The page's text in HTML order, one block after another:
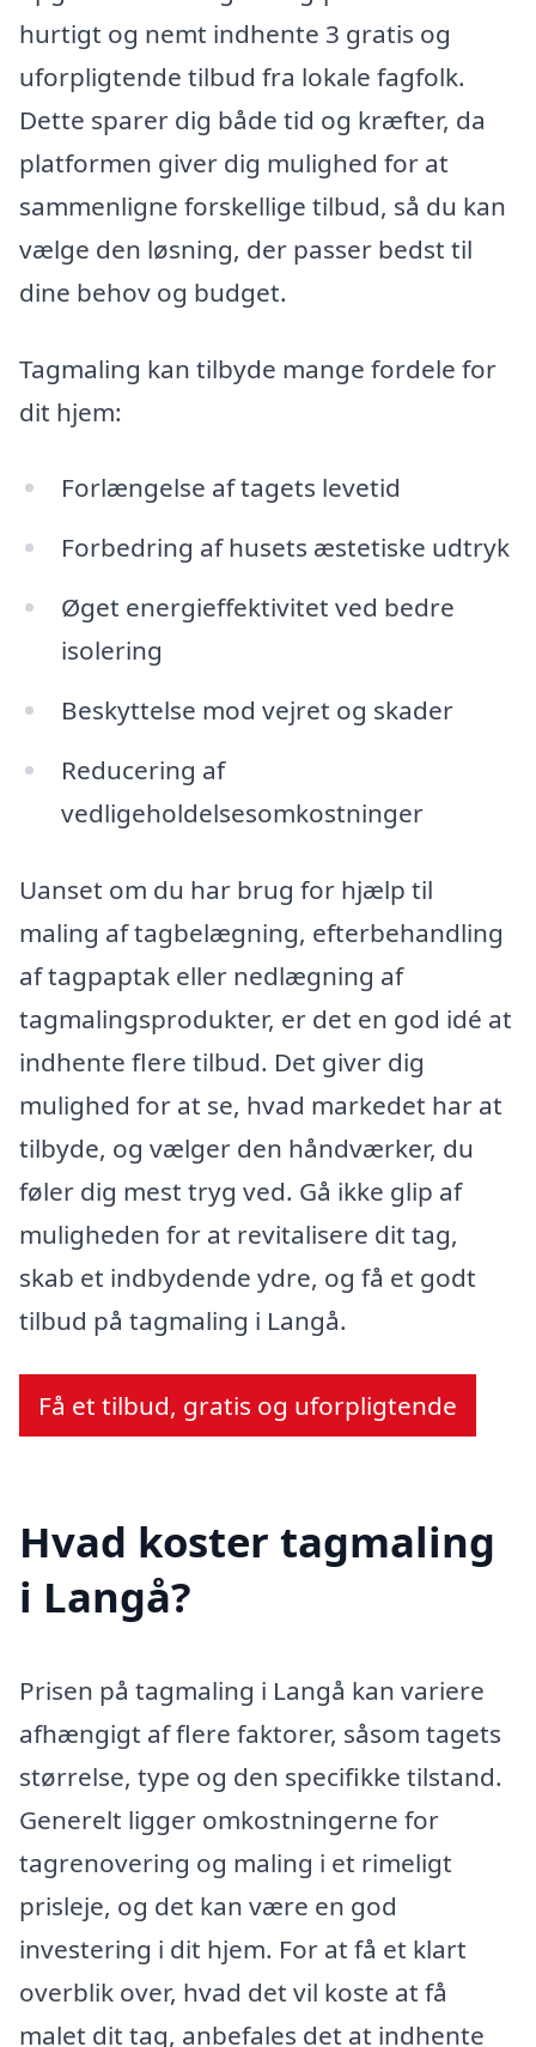
hurtigt og nemt indhente 3 gratis og
uforpligtende tilbud fra lokale fagfolk.
Dette sparer dig både tid og kræfter, da
platformen giver dig mulighed for at
sammenligne forskellige tilbud, så du kan
vælge den løsning, der passer bedst til
dine behov og budget.
Tagmaling kan tilbyde mange fordele for
dit hjem:
Forlængelse af tagets levetid
Forbedring af husets æstetiske udtryk
Øget energieffektivitet ved bedre
isolering
Beskyttelse mod vejret og skader
Reducering af
vedligeholdelsesomkostninger
Uanset om du har brug for hjælp til
maling af tagbelægning, efterbehandling
af tagpaptak eller nedlægning af
tagmalingsprodukter, er det en god idé at
indhente flere tilbud. Det giver dig
mulighed for at se, hvad markedet har at
tilbyde, og vælger den håndværker, du
føler dig mest tryg ved. Gå ikke glip af
muligheden for at revitalisere dit tag,
skab et indbydende ydre, og få et godt
tilbud på tagmaling i Langå.
Få et tilbud, gratis og uforpligtende
Hvad koster tagmaling
i Langå?
Prisen på tagmaling i Langå kan variere
afhængigt af flere faktorer, såsom tagets
størrelse, type og den specifikke tilstand.
Generelt ligger omkostningerne for
tagrenovering og maling i et rimeligt
prisleje, og det kan være en god
investering i dit hjem. For at få et klart
overblik over, hvad det vil koste at få
malet dit tag, anbefales det at indhente